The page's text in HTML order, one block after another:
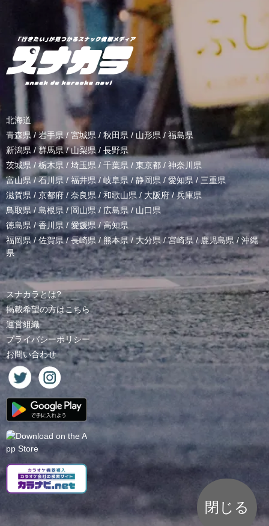
北海道
青森県 / 岩手県/ 宮城県 / 秋田県 / 山形県/ 福島県
新潟県 /群馬県/山梨県 / 長野県
茨城県 / 栃木県 / 埼玉県 / 千葉県 / 東京都 / 神奈川県
富山県 /石川県/福井県/岐阜県 / 静岡県 / 愛知県 / 三重県
滋賀県 / 京都府 / 奈良県 / 和歌山県/ 大阪府 /兵庫県
鳥取県/ 島根県 /岡山県/ 広島県 / 山口県
徳島県 /香川県 / 愛媛県/高知県
福岡県/佐賀県/長崎県 /熊本県/ 大分県/宮崎県 /鹿児島県 / 沖縄
県
スナカラとは?
掲載希望の方はこちら
運営組織
プライバシーポリシー
お問い合わせ
閉じる